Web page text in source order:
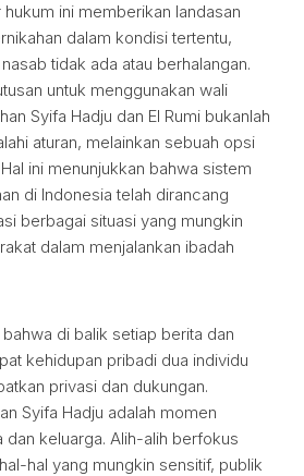
ini memberikan landasan
dalam kondisi tertentu,
tidak ada atau berhalangan.
untuk menggunakan wali
Syifa Hadju dan El Rumi bukanlah
aturan, melainkan sebuah opsi
ini menunjukkan bahwa sistem
di Indonesia telah dirancang
berbagai situasi yang mungkin
dalam menjalankan ibadah
di balik setiap berita dan
kehidupan pribadi dua individu
privasi dan dukungan.
Syifa Hadju adalah momen
dan keluarga. Alih-alih berfokus
hal yang mungkin sensitif, publik